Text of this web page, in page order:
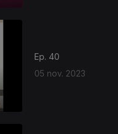
Ep. 40
05 nov. 2023